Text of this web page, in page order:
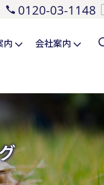
0120-03-1148
内 会社案内